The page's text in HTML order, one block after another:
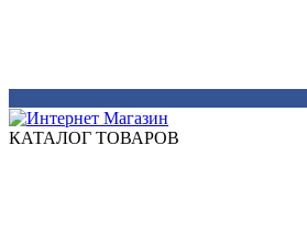
КАТАЛОГ ТОВАРОВ